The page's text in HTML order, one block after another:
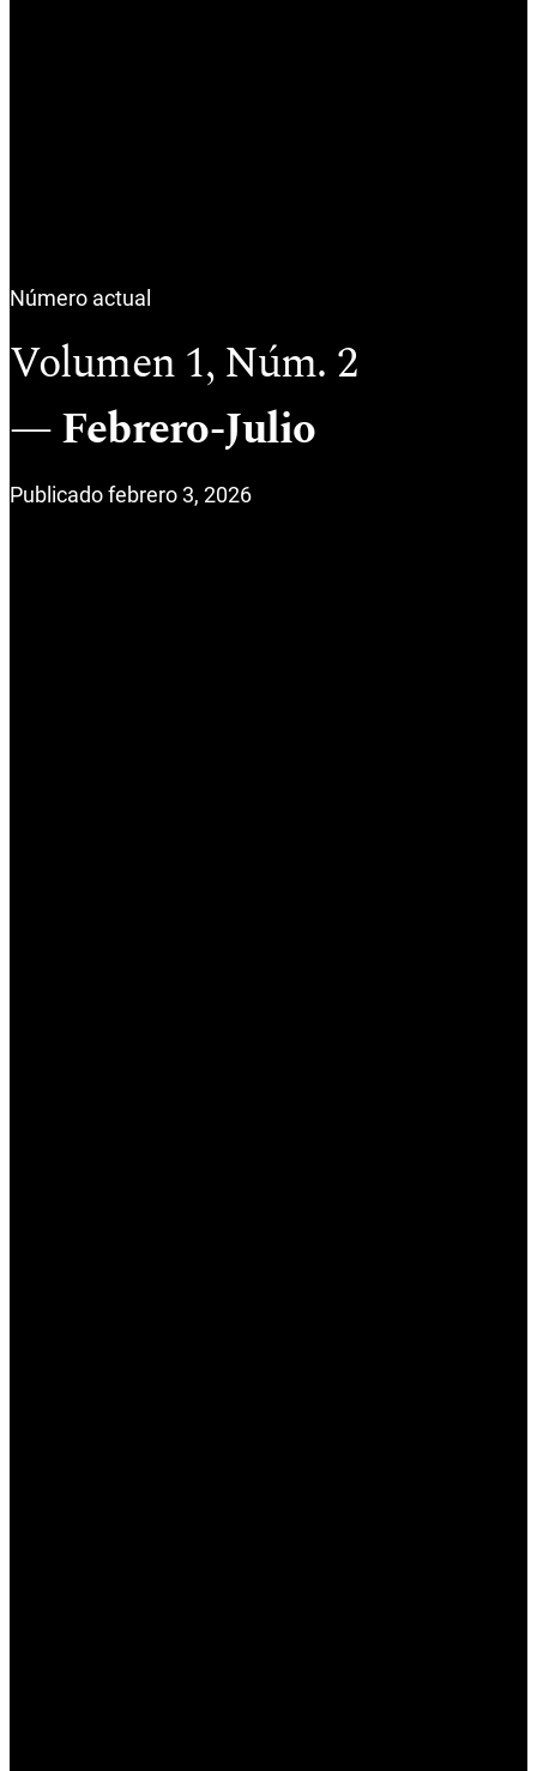
Número actual
Volumen 1,Núm. 2
Febrero-Julio
Publicado febrero 3, 2026